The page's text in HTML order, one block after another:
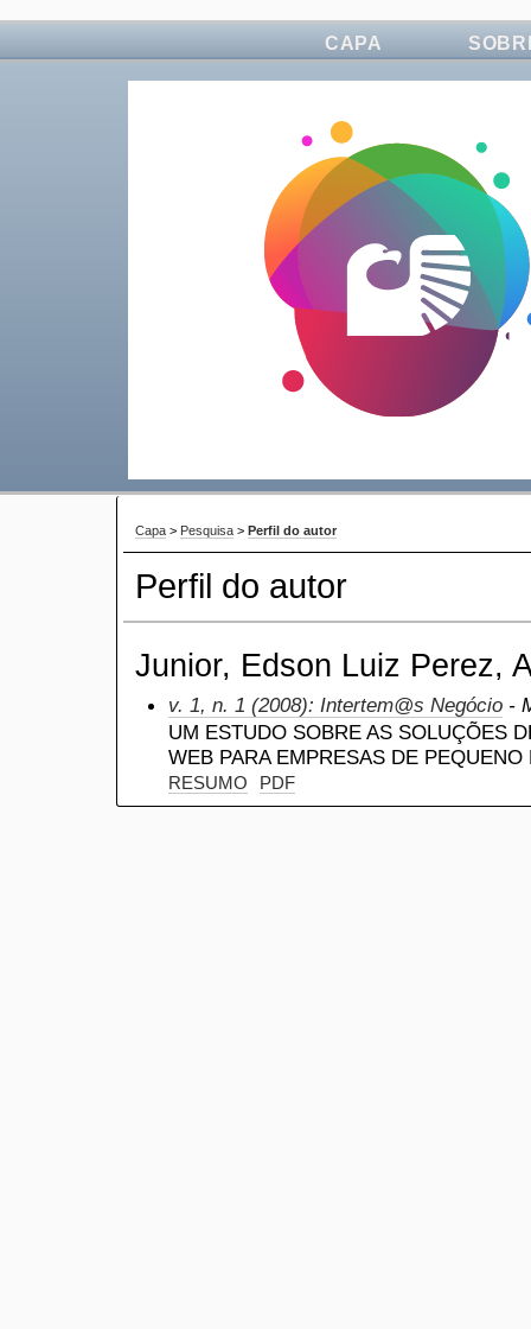
CAPA
Capa > Pesquisa > Perfil do autor
Perfil do autor
Junior, Edson Luiz Perez,
v. 1, n. 1 (2008): Intertem@s Negócio -
UM ESTUDO SOBRE AS SOLUÇÕES
WEB PARA EMPRESAS DE PEQUENO
RESUMO PDF